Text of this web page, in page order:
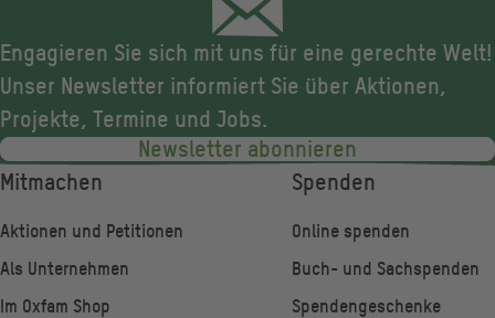
Engagieren Sie sich mit uns für eine gerechte Welt!
Unser Newsletter informiert Sie über Aktionen,
Projekte, Termine und Jobs.
Newsletter abonnieren
Fußzeile
Mitmachen
Aktionen und Petitionen
Als Unternehmen
Im Oxfam Shop
Spenden
Online spenden
Buch- und Sachspenden
Spendengeschenke